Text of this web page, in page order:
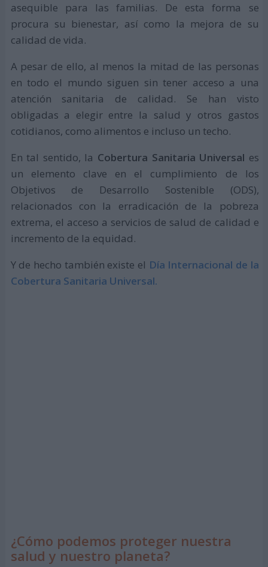
asequible para las familias. De esta forma se
procura su bienestar, así como la mejora de su
calidad de vida.
A pesar de ello, al menos la mitad de las personas
en todo el mundo siguen sin tener acceso a una
atención sanitaria de calidad. Se han visto
obligadas a elegir entre la salud y otros gastos
cotidianos, como alimentos e incluso un techo.
En tal sentido, la Cobertura Sanitaria Universal es
un elemento clave en el cumplimiento de los
Objetivos de Desarrollo Sostenible (ODS),
relacionados con la erradicación de la pobreza
extrema, el acceso a servicios de salud de calidad e
incremento de la equidad.
Y de hecho también existe el Día Internacional de la
Cobertura Sanitaria Universal.
¿Cómo podemos proteger nuestra
salud y nuestro planeta?